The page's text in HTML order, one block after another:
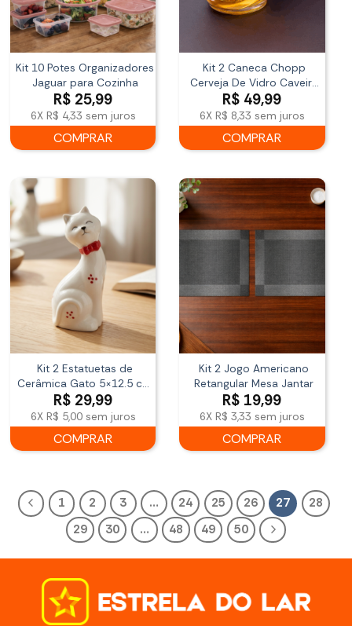
Kit 10 Potes Organizadores
Jaguar para Cozinha
R$ 25,99
6X R$ 4,33 sem juros
COMPRAR
Kit 2 Caneca Chopp
Cerveja De Vidro Caveira
510ml Lyor
R$ 49,99
6X R$ 8,33 sem juros
COMPRAR
Kit 2 Estatuetas de
Cerâmica Gato 5×12.5 cm
MK Estrela
R$ 29,99
6X R$ 5,00sem juros
COMPRAR
Kit 2 Jogo Americano
Retangular Mesa Jantar
R$ 19,99
6X R$ 3,33 sem juros
COMPRAR
1 2 3 … 24 25 26 27
28
29
30 … 48 49 50